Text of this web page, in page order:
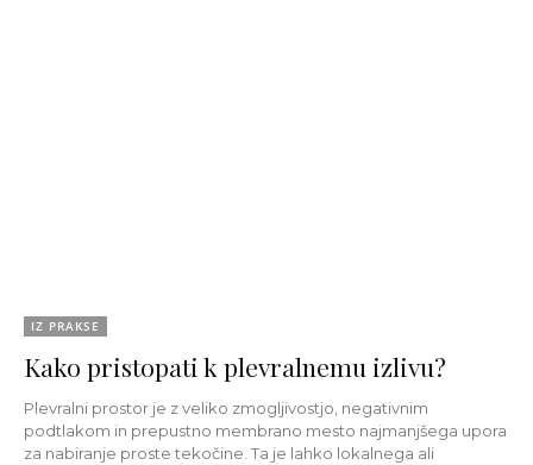
IZ PRAKSE
Kako pristopati k plevralnemu izlivu?
Plevralni prostor je z veliko zmogljivostjo, negativnim
podtlakom in prepustno membrano mesto najmanjšega upora
za nabiranje proste tekočine. Ta je lahko lokalnega ali